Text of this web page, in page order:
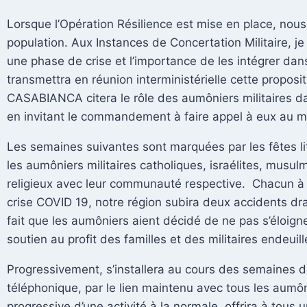
Lorsque l’Opération Résilience est mise en place,
population. Aux Instances de Concertation Militaire,
une phase de crise et l’importance de les intégrer
transmettra en réunion interministérielle cette
CASABIANCA citera le rôle des aumôniers militaires
en invitant le commandement à faire appel à eux au
Les semaines suivantes sont marquées par les fêtes
les aumôniers militaires catholiques, israélites,
religieux avec leur communauté respective. Chacun
crise COVID 19, notre région subira deux accidents
fait que les aumôniers aient décidé de ne pas
soutien au profit des familles et des militaires
Progressivement, s’installera au cours des
téléphonique, par le lien maintenu avec tous les